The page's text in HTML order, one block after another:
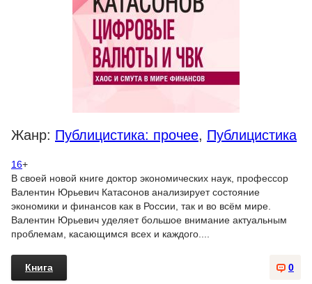
Жанр: Публицистика: прочее, Публицистика
16+
В своей новой книге доктор экономических наук, профессор
Валентин Юрьевич Катасонов анализирует состояние
экономики и финансов как в России, так и во всём мире.
Валентин Юрьевич уделяет большое внимание актуальным
проблемам, касающимся всех и каждого....
0
Книга